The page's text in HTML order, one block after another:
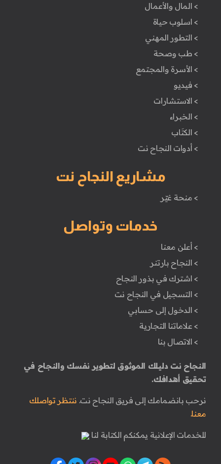
> المال والأعمال
> اسلوب حياة
> التطور المهني
> طب وصحة
> الأسرة والمجتمع
> فيديو
> الاستشارات
> الخبراء
> الكتَاب
> أدوات النجاح نت
مشاريع النجاح نت
> منحة غيّر
خدمات وتواصل
> أعلن معنا
> النجاح بارتنر
> اشترك في بذور النجاح
> التسجيل في النجاح نت
> الدخول إلى حسابي
> علاماتنا التجارية
> الاتصال بنا
النجاح نت دليلك الموثوق لتطوير نفسك والنجاح في
تحقيق أهدافك.
نرحب بانضمامك إلى فريق النجاح نت. ننتظر تواصلك
معنا.
للخدمات الإعلانية يمكنكم الكتابة لنا